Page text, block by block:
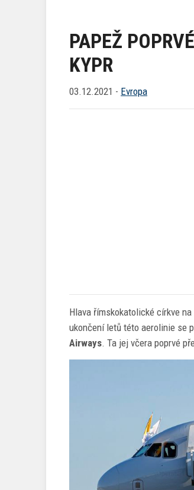
PAPEŽ
KYPR
03.12.2021 - Evropa
Hlava římskokatolické církve
ukončení letů této aerolinie se
Airways. Ta jej včera poprvé